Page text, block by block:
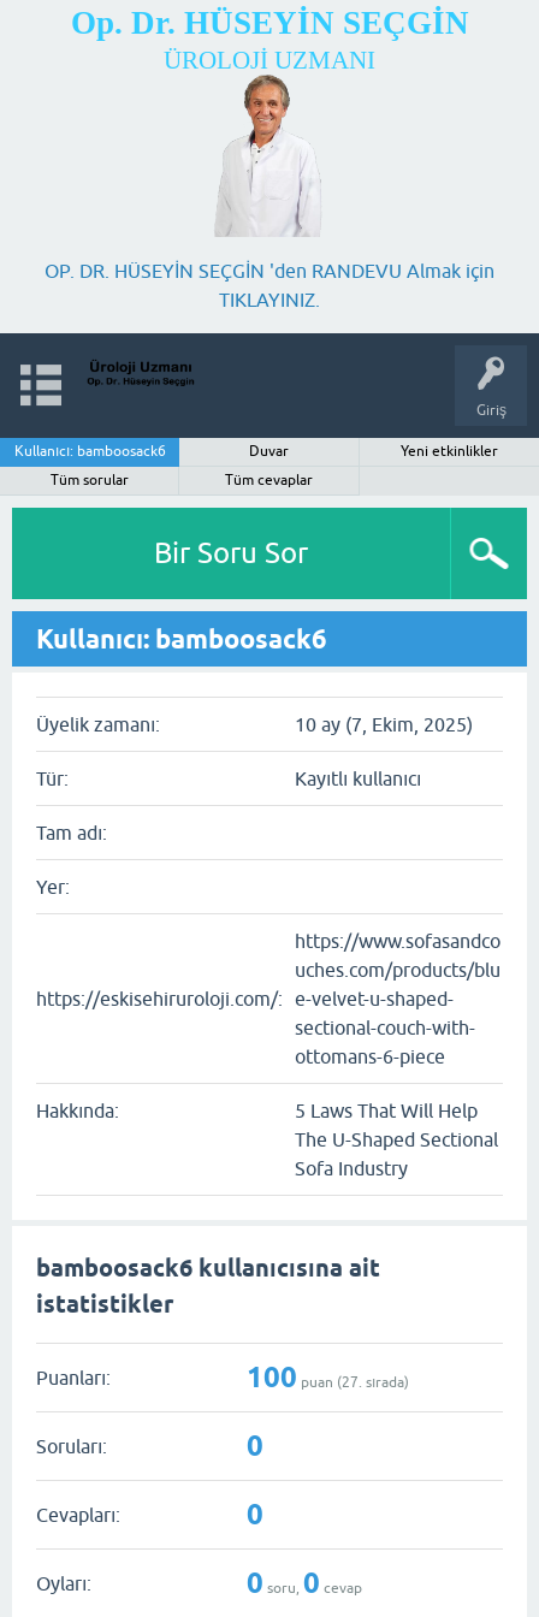
Op. Dr. HÜSEYİN SEÇGİN
ÜROLOJİ UZMANI
OP. DR. HÜSEYİN SEÇGİN 'den RANDEVU Almak için
TIKLAYINIZ.
Giriş
Kullanıcı: bamboosack6 Duvar
Yeni etkinlikler
Tüm sorular
Tüm cevaplar
Bir Soru Sor
Kullanıcı: bamboosack6
Üyelik zamanı: 10 ay (7, Ekim, 2025)
Tür: Kayıtlı kullanıcı
Tam adı:
Yer:
https://eskisehiruroloji.com/:
https://www.sofasandco
uches.com/products/blu
e-velvet-u-shaped-
sectional-couch-with-
ottomans-6-piece
Hakkında:
5 Laws That Will Help
The U-Shaped Sectional
Sofa Industry
bamboosack6 kullanıcısına ait
istatistikler
Puanları: 100 puan (27 . sırada)
Soruları: 0
Cevapları: 0
Oyları: 0 soru, 0 cevap